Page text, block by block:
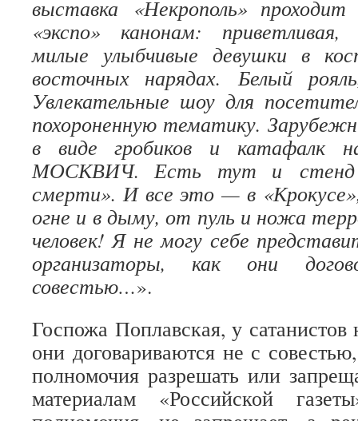
выставка «Некрополь»
«экспо» канонам:
милые улыбчивые девушки в
восточных нарядах.Белый
Увлекательные шоу для
похороненную тематику.
в виде гробиков и катафалк
МОСКВИЧ. Есть тут и стенд
смерти». И все это — в «Крокусе»,
огне и в дыму, от пуль и ножа
человек! Я не могу себе
организаторы, как они
совестью…».
Госпожа Поплавская, у сатанистов
они договариваются не с
полномочия разрешать или
материалам «Российской